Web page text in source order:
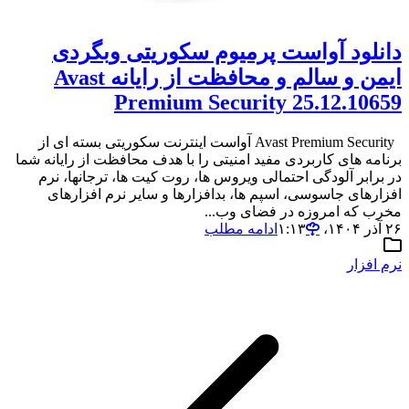
دانلود آواست پرمیوم سکوریتی وبگردی
ایمن و سالم و محافظت از رایانه Avast
Premium Security 25.12.10659
Avast Premium Security آواست اینترنت سکوریتی بسته ای از
برنامه های کاربردی مفید امنیتی را با هدف محافظت از رایانه شما
در برابر آلودگی احتمالی ویروس ها، روت کیت ها، ترجانها، نرم
افزارهای جاسوسی، اسپم ها، بدافزارها و سایر نرم افزارهای
مخرب که امروزه در فضای وب...
۲۶ آذر ۱۴۰۴،‏ ۱:۱۳
ادامه مطلب
نرم افزار